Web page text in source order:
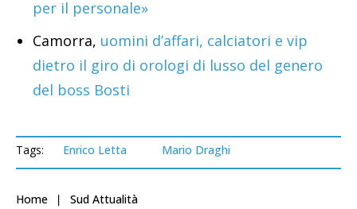
per il personale»
Camorra, uomini d’affari, calciatori e vip
dietro il giro di orologi di lusso del genero
del boss Bosti
Tags: Enrico Letta Mario Draghi
Home Sud Attualità